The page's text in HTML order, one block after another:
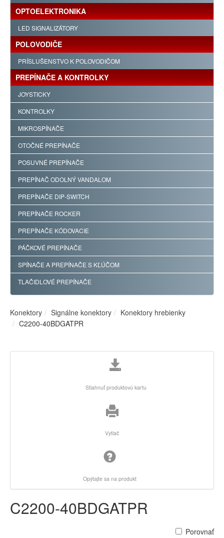
OPTOELEKTRONIKA
LED SIGNALIZÁTORY
POLOVODIČE
PRÍSLUŠENSTVO K POLOVODIČOM
PREPÍNAČE A KONTROLKY
JOYSTICKY
KONTROLKY
MIKROSPÍNAČE
OTOČNÉ PREPÍNAČE
POSUVNÉ PREPÍNAČE
PREPÍNAČ ODOLNÝ VANDALOM
PREPÍNAČE DIP-SWITCH
PREPÍNAČE ROCKER
PREPÍNAČE KÓDOVACIE
PÁČKOVÉ PREPÍNAČE
SPÍNAČE A PREPÍNAČE S KĽÚČOM
TLAČIDLOVÉ PREPÍNAČE
Konektory Signálne konektory
Konektory hrebienky
C2200-40BDGATPR
Stiahnuť produktovú kartu
Vytlač
Opýtajte sa na produkt
C2200-40BDGATPR
Porovnať